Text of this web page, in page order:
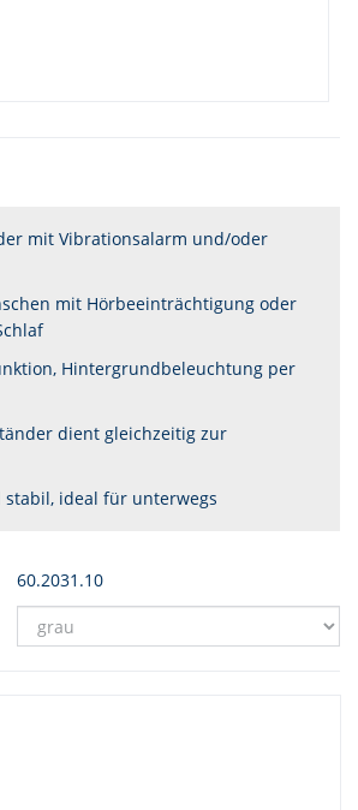
mit Vibrationsalarm und/oder
mit Hörbeeinträchtigung oder
Hintergrundbeleuchtung per
dient gleichzeitig zur
stabil, ideal für unterwegs
60.2031.10